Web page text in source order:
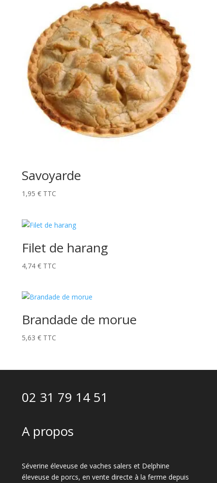
Savoyarde
1,95 € TTC
Filet de harang
4,74 € TTC
Brandade de morue
5,63 € TTC
02 31 79 14 51
A propos
Séverine éleveuse de vaches salers et Delphine
éleveuse de porcs, en vente directe à la ferme depuis